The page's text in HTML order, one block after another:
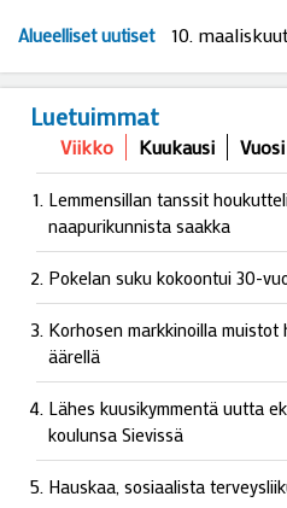
Alueelliset uutiset 10.
Luetuimmat
Viikko Kuukausi Vuosi
Lemmensillan tanssit
naapurikunnista saakka
Pokelan suku kokoontui 30-
Korhosen markkinoilla muistot
äärellä
Lähes kuusikymmentä uutta
koulunsa Sievissä
Hauskaa, sosiaalista